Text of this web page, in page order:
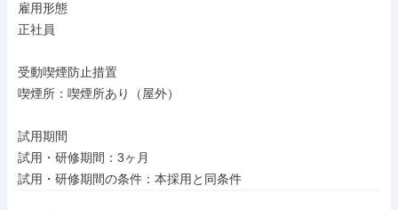
雇用形態
正社員
受動喫煙防止措置
喫煙所：喫煙所あり（屋外）
試用期間
試用・研修期間：3ヶ月
試用・研修期間の条件：本採用と同条件